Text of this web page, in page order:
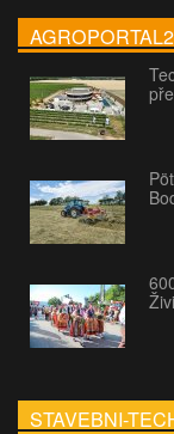
STAVEBNI-